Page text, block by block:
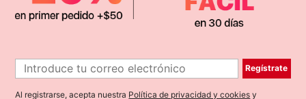
Regístrate
Al registrarse, acepta nuestra Política de privacidad y cookies y